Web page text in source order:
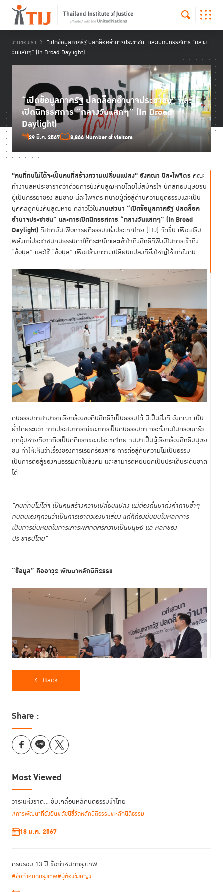
งานของเรา
“เปิดข้อมูลภาครัฐ ปลดล็อคอำนาจประชาชน” และเปิดนิทรรศการ “กลาง
วันแสกๆ” (In Broad Daylight)
“เปิดข้อมูลภาครัฐ ปลดล็อคอำนาจประชาชน” และ
เปิดนิทรรศการ “กลางวันแสกๆ” (In Broad
Daylight)
29 มี.ค. 2567 8,866 Number of visitors
"คนที่ทนไม่ได้จะเป็นคนที่สร้างความเปลี่ยนแปลง" อังคณา นีละไพจิตร คณะ
ทำงานสหประชาชาติว่าด้วยการบังคับสูญหายโดยไม่สมัครใจ นักสิทธิมนุษยชน
ผู้เป็นภรรยาของ สมชาย นีละไพจิตร ทนายผู้ต่อสู้ด้านความยุติธรรมและเป็น
บุคคลถูกบังคับสูญหาย กล่าวไว้ในงานเสวนา “เปิดข้อมูลภาครัฐ ปลดล็อค
อำนาจประชาชน” และการเปิดนิทรรศการ “กลางวันแสกๆ” (In Broad
Daylight) ที่สถาบันเพื่อการยุติธรรมแห่งประเทศไทย (TIJ) จัดขึ้น เพื่อเสริม
พลังแก่ประชาชนคนธรรมดาให้ตระหนักและเข้าใจถึงสิทธิที่พึงมีในการเข้าถึง
“ข้อมูล” และใช้ “ข้อมูล” เพื่อสร้างความเปลี่ยนแปลงที่ยิ่งใหญ่ให้แก่สังคม
คนธรรมดาสามารถเรียกร้องขอคืนสิทธิที่เป็นธรรมได้ นี่เป็นสิ่งที่ อังคณา เน้น
ย้ำโดยระบุว่า จากประสบการณ์ของการเป็นคนธรรมดา กระทั่งคนในครอบครัว
ถูกอุ้มหายที่อาจถือเป็นคดีแรกของประเทศไทย จนมาเป็นผู้เรียกร้องสิทธิมนุษย
ชน ทำให้เห็นว่าเรื่องของการเรียกร้องสิทธิ การต่อสู้กับความไม่เป็นธรรม
เป็นการต่อสู้ของคนธรรมดาในสังคม และสามารถหยิบยกเป็นประเด็นระดับชาติ
ได้
“คนที่ทนไม่ได้จะเป็นคนสร้างความเปลี่ยนแปลง แม้ต้องตื่นมาตั้งคำถามซ้ำๆ
กับตนเองทุกวันว่าเป็นการเอาตัวเองมาเสี่ยง แต่ก็ต้องยืนยันในหลักการ
เป็นการยืนหยัดในการเคารพศักดิ์ศรีความเป็นมนุษย์ และหลักของ
ประชาธิปไตย”
“ข้อมูล” คืออาวุธ พัฒนาหลักนิติธรรม
ข้อมูลเป็นอาวุธของผู้ที่ถือข้อมูลไว้ ไม่ว่าฝ่ายนั้นจะเป็นใคร ดังนั้นการเปิดเผย
ข้อมูลจึงเป็นสิ่งสำคัญ โดยเฉพาะข้อมูลที่สามารถนำไปใช้ประโยชน์เพื่อการ
Back
Share :
Most Viewed
วาระแห่งชาติ… ขับเคลื่อนหลักนิติธรรมนำไทย
#การพัฒนาที่ยั่งยืน#ดัชนีชี้วัดหลักนิติธรรม#หลักนิติธรรม
18 ม.ค. 2567
ครบรอบ 13 ปี ข้อกำหนดกรุงเทพ
#ข้อกำหนดกรุงเทพ#ผู้ต้องขังหญิง